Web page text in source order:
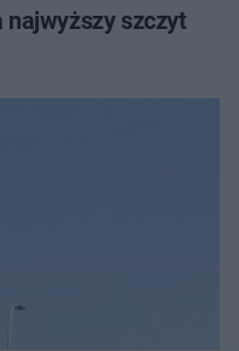
najwyższy szczyt